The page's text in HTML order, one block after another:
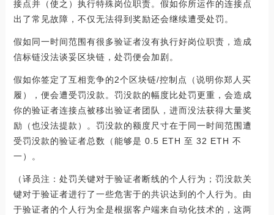
接点并（使之）执行特殊岗位职责。假如你所运作的连接点
出了常见故障，不仅无法得到奖励还会继续遭受处罚。
假如同一时间范围有很多验证者沒有执行好岗位职责，造成
信标链没法谈妥区块链，处罚便会加剧。
假如你签定了互相竞争的2个区块链/控制点（说明你郑人买
履），便会遭受罚没款。罚没款的幅度比处罚更重，会造成
你的验证者连接点被移出验证者团队，进而没法获得大量奖
励（也没法提款）。罚没款的额度尺寸在于同一时间范围遭
受罚没款的验证者总数（能够是 0.5 ETH 至 32 ETH 不
一）。
（译员注：处罚关键对于验证者断线的个人行为；罚没款关
键对于验证者进行了一些危害于的共识达到的个人行为。由
于验证者的个人行为全是根据客户端来自动化技术的，这两